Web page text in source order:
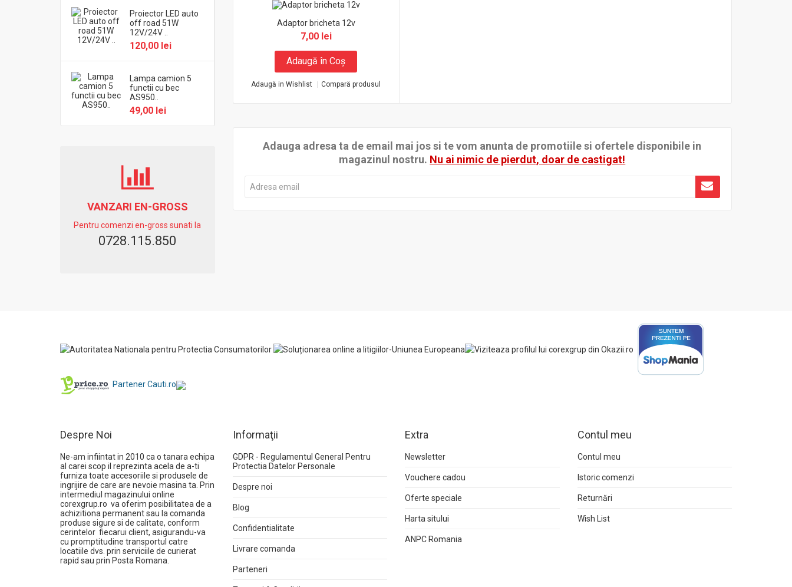
Proiector LED auto
off road 51W
12V/24V ..
120,00 lei
Lampa camion 5
functii cu bec
AS950..
49,00 lei
VANZARI EN-GROSS
Pentru comenzi en-gross sunati la
0728.115.850
Adaptor bricheta 12v
7,00 lei
Adaugă în Coş
Adaugă in Wishlist Compară produsul
Adauga adresa ta de email mai jos si te vom anunta de promotiile si ofertele disponibile in
magazinul nostru. Nu ai nimic de pierdut, doar de castigat!
Partener Cauti.ro
Despre Noi
Ne-am infiintat in 2010 ca o tanara echipa
al carei scop il reprezinta acela de a-ti
furniza toate accesoriile si produsele de
ingrijire de care are nevoie masina ta. Prin
intermediul magazinului online
corexgrup.ro va oferim posibilitatea de a
achizitiona permanent sau la comanda
produse sigure si de calitate, conform
cerintelor fiecarui client, asigurandu-va
cu promptitudine transportul catre
locatiile dvs. prin serviciile de curierat
rapid sau prin Posta Romana.
Informaţii
GDPR - Regulamentul General Pentru
Protectia Datelor Personale
Despre noi
Blog
Confidentialitate
Livrare comanda
Parteneri
Extra
Newsletter
Vouchere cadou
Oferte speciale
Harta sitului
ANPC Romania
Contul meu
Contul meu
Istoric comenzi
Returnări
Wish List